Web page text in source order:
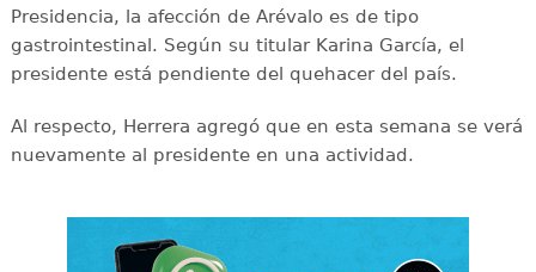
Presidencia, la afección de Arévalo es de tipo
gastrointestinal. Según su titular Karina García, el
presidente está pendiente del quehacer del país.
Al respecto, Herrera agregó que en esta semana se verá
nuevamente al presidente en una actividad.